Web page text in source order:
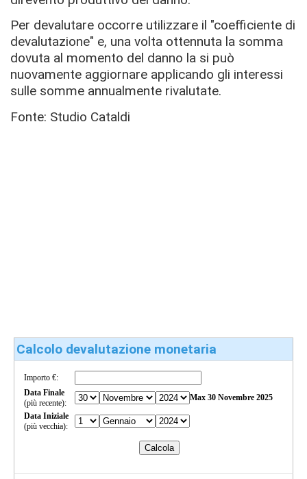
Per devalutare occorre utilizzare il "coefficiente di
devalutazione" e, una volta ottennuta la somma
dovuta al momento del danno la si può
nuovamente aggiornare applicando gli interessi
sulle somme annualmente rivalutate.
Fonte: Studio Cataldi
Calcolo devalutazione monetaria